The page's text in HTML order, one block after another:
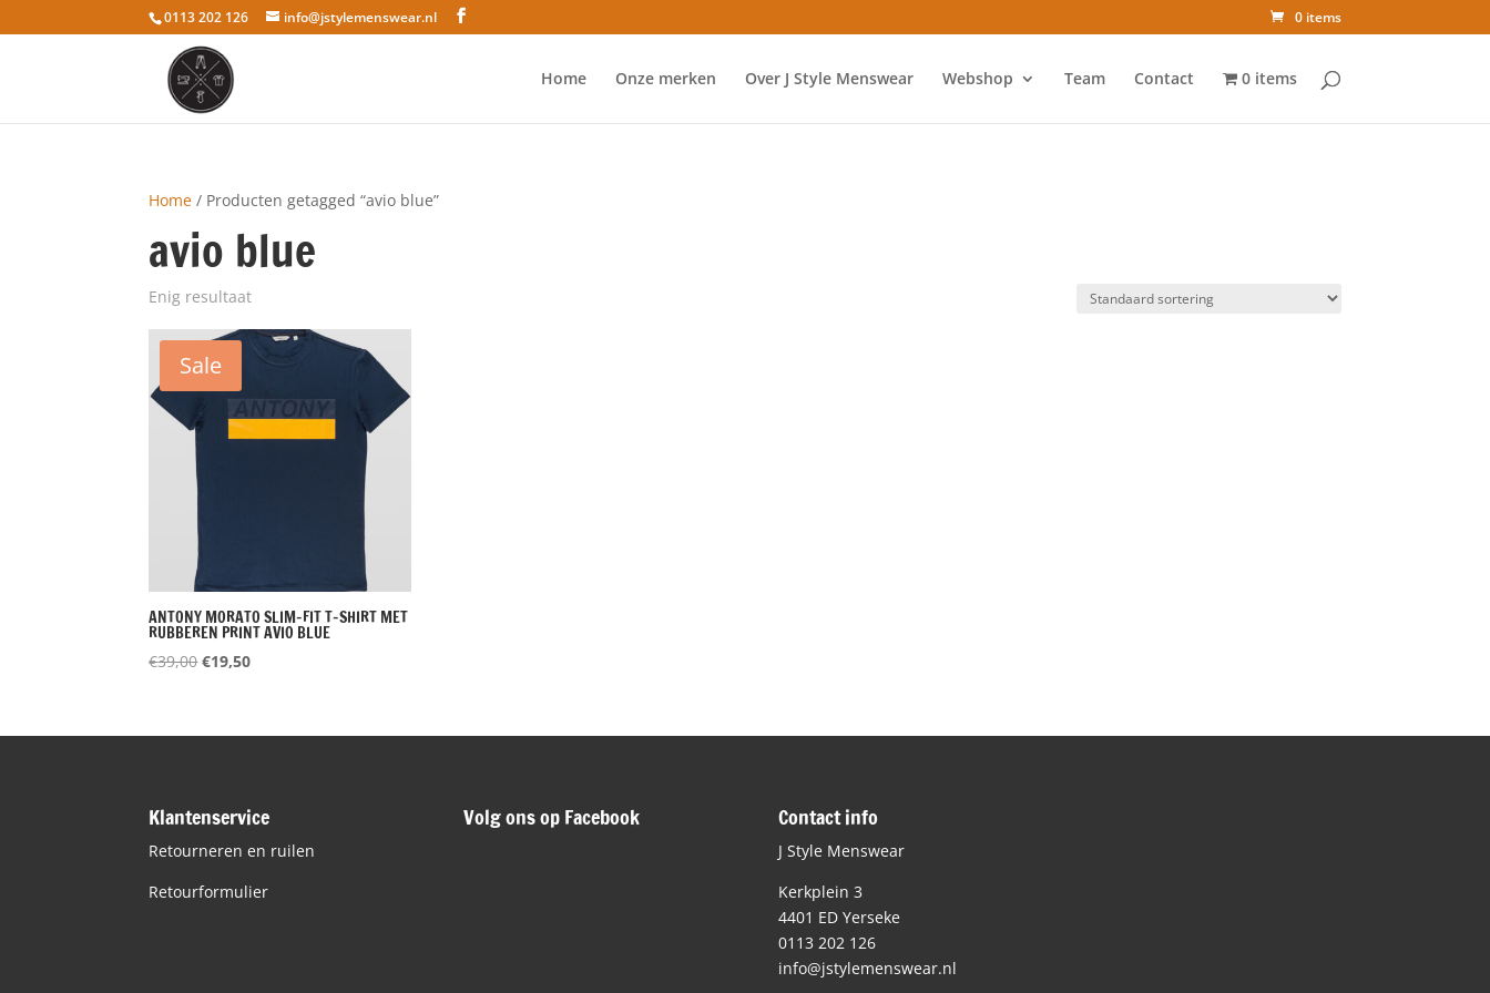
0113 202 126 info@jstylemenswear.nl 0 items
Home Onze merken Over J Style Menswear Webshop Team Contact 0 items
Home / Producten getagged “avio blue”
avio blue
Enig resultaat
Sale
ANTONY MORATO SLIM-FIT T-SHIRT MET
RUBBEREN PRINT AVIO BLUE
€39,00Oorspronkelijke
€39,00.
€19,50Huidige
€19,50.
Klantenservice
Retourneren en ruilen
Retourformulier
Volg ons op Facebook Contact info
J Style Menswear
Kerkplein 3
4401 ED Yerseke
0113 202 126
info@jstylemenswear.nl